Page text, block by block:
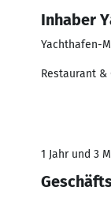
Inhaber
Yachthafen-
Restaurant &
1 Jahr und 3